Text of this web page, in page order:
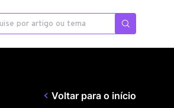
Voltar para o início